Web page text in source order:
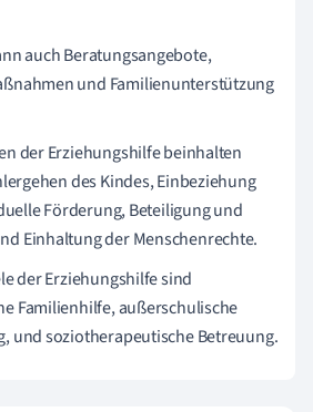
auch Beratungsangebote,
und Familienunterstützung
der Erziehungshilfe beinhalten
des Kindes, Einbeziehung
Förderung, Beteiligung und
Einhaltung der Menschenrechte.
der Erziehungshilfe sind
Familienhilfe, außerschulische
und soziotherapeutische Betreuung.